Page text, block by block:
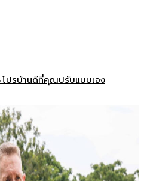
โปรบ้านดีที่คุณปรับแบบเอง